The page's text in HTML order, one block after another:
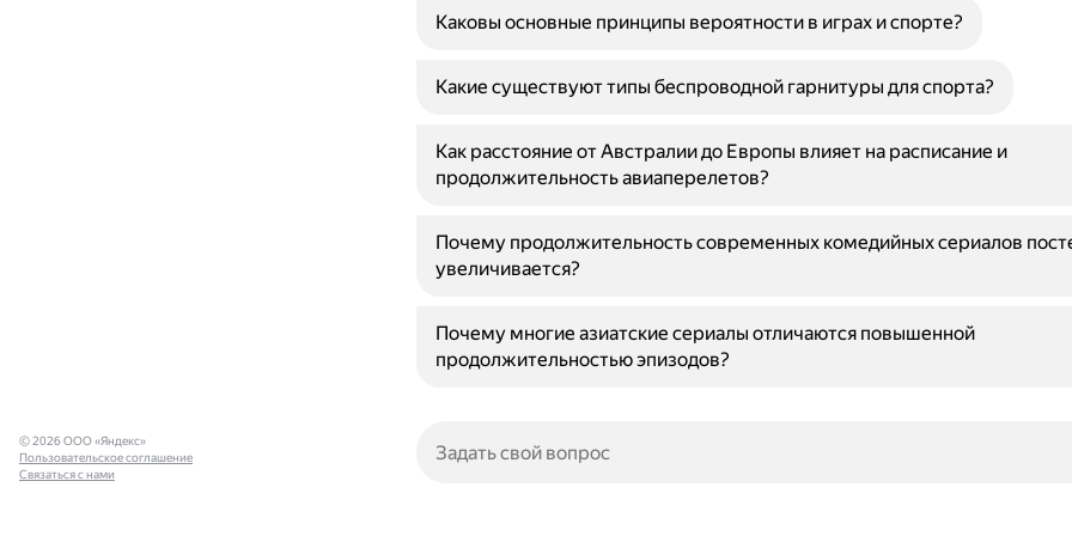
Каковы основные принципы вероятности в играх и спорте?
Какие существуют типы беспроводной гарнитуры для спорта?
Как расстояние от Австралии до Европы влияет на расписание и
продолжительность авиаперелетов?
Почему продолжительность современных комедийных сериалов
увеличивается?
Почему многие азиатские сериалы отличаются повышенной
продолжительностью эпизодов?
© 2026 ООО «Яндекс»
Пользовательское соглашение
Связаться с нами